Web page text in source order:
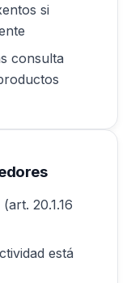
si
consulta
20.1.16
está